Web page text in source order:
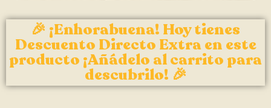
🎉 ¡Enhorabuena! Hoy tienes
Descuento Directo Extra en este
producto ¡Añádelo al carrito para
descubrilo! 🎉